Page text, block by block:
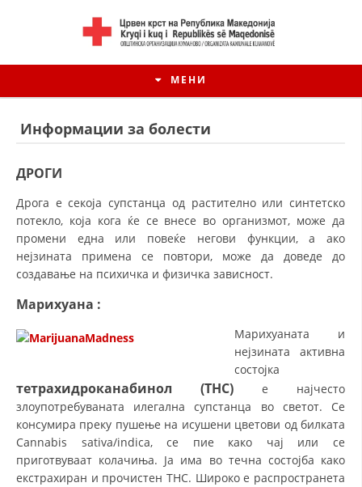
МЕНИ
ИСТОРИЈАТ НА ДВИЖЕЊЕТО
СТРУКТУРА И ОРГАНИЗАЦИОНА ПОСТАВЕНОСТ – ОПШТИНСКА
ОРГАНИЗАЦИЈА КУМАНОВО
КОНТАКТ ИНФОРМАЦИИ
ЗАКОН ЗА ЦКРМ
Информации за болести
ДРОГИ
Дрога е секоја супстанца од растително или синтетско
потекло, која кога ќе се внесе во организмот, може да
промени една или повеќе негови функции, а ако
нејзината примена се повтори, може да доведе до
создавање на психичка и физичка зависност.
Марихуана :
Марихуаната и
нејзината активна
состојка
тетрахидроканабинол (ТНС) е најчесто
злоупотребуваната илегална супстанца во светот. Се
консумира преку пушење на исушени цветови од билката
Cannabis sativa/indica, се пие како чај или се
приготвуваат колачиња. Ја има во течна состојба како
екстрахиран и прочистен ТНС. Широко е распространета